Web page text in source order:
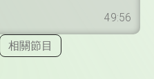
49:56
示相關單集
相關節目